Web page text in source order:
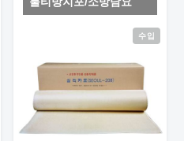
수입